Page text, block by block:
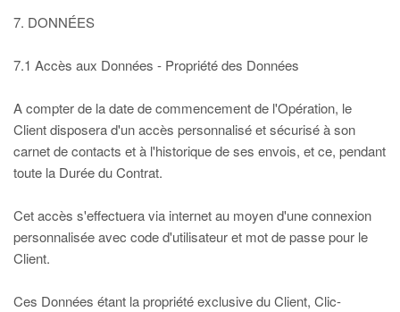
7. DONNÉES
7.1 Accès aux Données - Propriété des Données
A compter de la date de commencement de l'Opération, le
Client disposera d'un accès personnalisé et sécurisé à son
carnet de contacts et à l'historique de ses envois, et ce, pendant
toute la Durée du Contrat.
Cet accès s'effectuera via internet au moyen d'une connexion
personnalisée avec code d'utilisateur et mot de passe pour le
Client.
Ces Données étant la propriété exclusive du Client, Clic-